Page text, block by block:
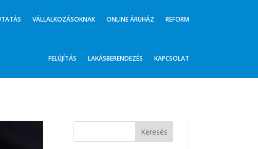
VÁLLALKOZÁSOKNAK ONLINE ÁRUHÁZ REFORM
FELÚJÍTÁS LAKÁSBERENDEZÉS KAPCSOLAT